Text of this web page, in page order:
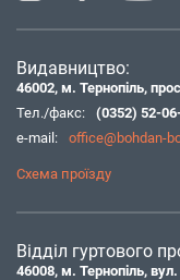
Видавництво:
46002, м. Тернопіль,
Тел./факс:
(0352) 52-
e-mail:
office@bohdan-
Схема проїзду
Відділ гуртового
46008, м. Тернопіль,